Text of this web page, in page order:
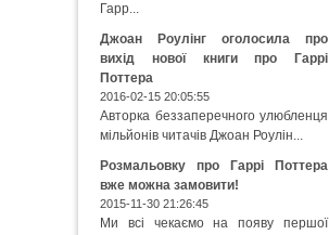
Гарр...
Джоан Роулінг оголосила про
вихід нової книги про Гаррі
Поттера
2016-02-15 20:05:55
Авторка беззаперечного улюбленця
мільйонів читачів Джоан Роулін...
Розмальовку про Гаррі Поттера
вже можна замовити!
2015-11-30 21:26:45
Ми всі чекаємо на появу першої